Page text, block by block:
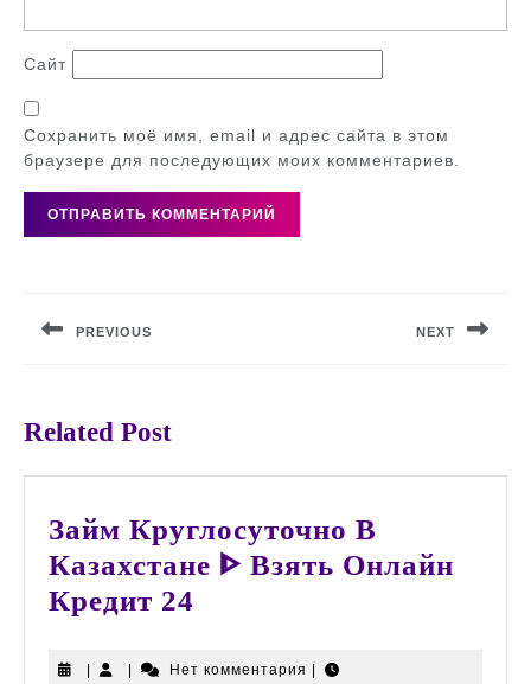
Сайт
Сохранить моё имя, email и адрес сайта в этом
браузере для последующих моих комментариев.
записям
PREVIOUS NEXT
Related Post
Займ Круглосуточно В
Казахстане ᐈ Взять Онлайн
Кредит 24
В
Нет комментария